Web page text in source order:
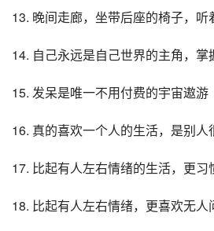
13. 晚间走廊，坐带后座的椅子，听
14. 自己永远是自己世界的主角，掌
15. 发呆是唯一不用付费的宇宙遨游
16. 真的喜欢一个人的生活，是别人
17. 比起有人左右情绪的生活，更
18. 比起有人左右情绪，更喜欢无人